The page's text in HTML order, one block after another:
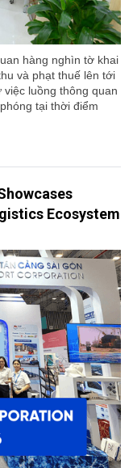
hàng nghìn tờ khai
và phạt thuế lên tới
việc luồng thông quan
tại thời điểm
Ecosystem